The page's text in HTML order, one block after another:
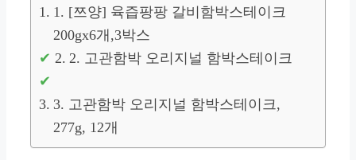
1. [쯔양] 육즙팡팡 갈비함박스테이크
200gx6개,3박스
2. 고관함박 오리지널 함박스테이크
3. 고관함박 오리지널 함박스테이크,
277g, 12개